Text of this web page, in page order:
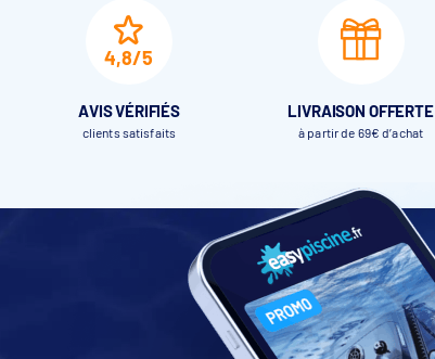
2 versions disponibles : FF50 et FF50 Compact
4,8/5
AVIS VÉRIFIÉS
clients satisfaits
LIVRAISON OFFERTE
à partir de 69€ d’achat